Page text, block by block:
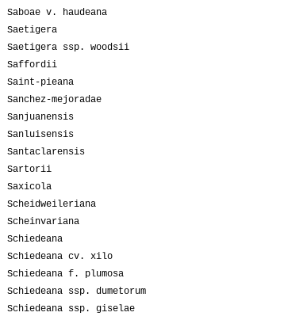
Saboae v. haudeana
Saetigera
Saetigera ssp. woodsii
Saffordii
Saint-pieana
Sanchez-mejoradae
Sanjuanensis
Sanluisensis
Santaclarensis
Sartorii
Saxicola
Scheidweileriana
Scheinvariana
Schiedeana
Schiedeana cv. xilo
Schiedeana f. plumosa
Schiedeana ssp. dumetorum
Schiedeana ssp. giselae